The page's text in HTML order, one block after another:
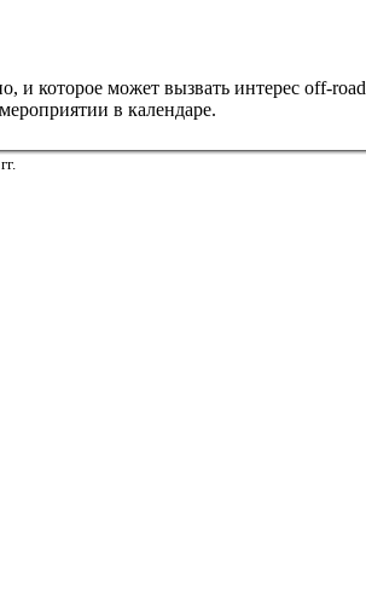
которое может вызвать интерес оff-road
в календаре.